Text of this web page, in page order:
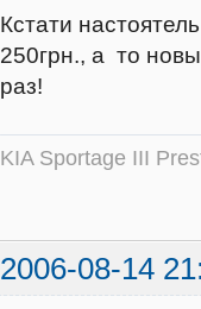
Кстати
250грн., а то
раз!
KIA Sportage III
2006-08-14